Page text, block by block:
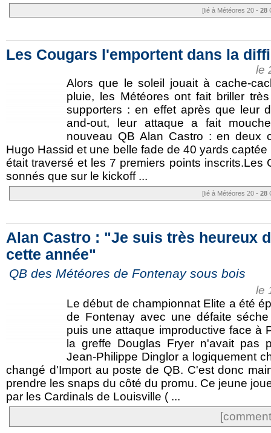
[lié à Météores 20 - 28
Les Cougars l'emportent dans la
le
Alors que le soleil jouait à cache-
pluie, les Météores ont fait briller
supporters : en effet après que leur
and-out, leur attaque a fait
nouveau QB Alan Castro : en deux
Hugo Hassid et une belle fade de 40 yards
était traversé et les 7 premiers points inscrits.Les
sonnés que sur le kickoff ...
[lié à Météores 20 - 28
Alan Castro : "Je suis très heureux
cette année"
QB des Météores de Fontenay sous bois
le
Le début de championnat Elite a été
de Fontenay avec une défaite
puis une attaque improductive face à
la greffe Douglas Fryer n'avait pas
Jean-Philippe Dinglor a logiquement
changé d'Import au poste de QB. C'est donc
prendre les snaps du côté du promu. Ce jeune
par les Cardinals de Louisville ( ...